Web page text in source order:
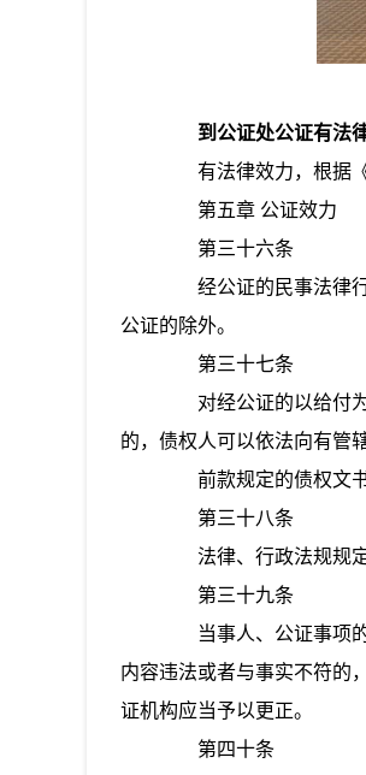
到公证处公证有法
有法律效力，根据《
第五章 公证效力
第三十六条
经公证的民事法律行
公证的除外。
第三十七条
对经公证的以给付为
的，债权人可以依法向有管
前款规定的债权文书
第三十八条
法律、行政法规规定
第三十九条
当事人、公证事项的
内容违法或者与事实不符的
证机构应当予以更正。
第四十条